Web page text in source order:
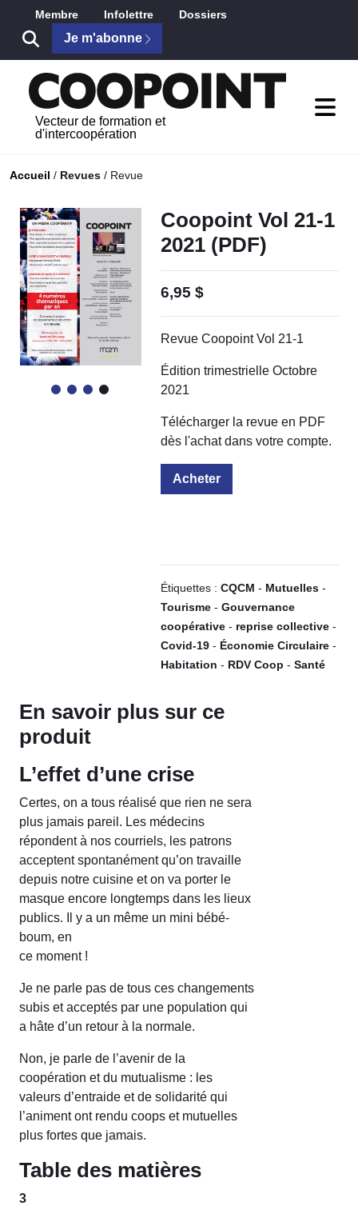
Saut au contenu principal
Membre Infolettre Dossiers
Je m'abonne
Vecteur de formation et
d'intercoopération
Accueil / Revues / Revue
Coopoint Vol 21-1
2021 (PDF)
6,95 $
Revue Coopoint Vol 21-1
Édition trimestrielle Octobre
2021
Télécharger la revue en PDF
dès l'achat dans votre compte.
Acheter
Étiquettes : CQCM - Mutuelles-
Tourisme- Gouvernance
coopérative- reprise collective-
Covid-19- Économie Circulaire-
Habitation - RDV Coop - Santé
En savoir plus sur ce
produit
L’effet d’une crise
Certes, on a tous réalisé que rien ne sera
plus jamais pareil. Les médecins
répondent à nos courriels, les patrons
acceptent spontanément qu’on travaille
depuis notre cuisine et on va porter le
masque encore longtemps dans les lieux
publics. Il y a un même un mini bébé-
boum, en
ce moment !
Je ne parle pas de tous ces changements
subis et acceptés par une population qui
a hâte d’un retour à la normale.
Non, je parle de l’avenir de la
coopération et du mutualisme : les
valeurs d’entraide et de solidarité qui
l’animent ont rendu coops et mutuelles
plus fortes que jamais.
Table des matières
3